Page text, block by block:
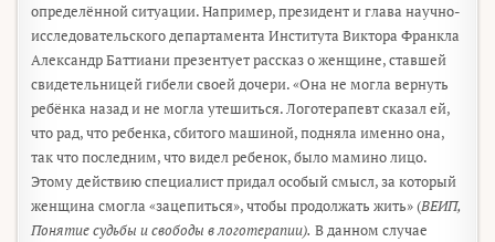
определённой ситуации. Например, президент и глава научно-
исследовательского департамента Института Виктора Франкла
Александр Баттиани презентует рассказ о женщине, ставшей
свидетельницей гибели своей дочери. «Она не могла вернуть
ребёнка назад и не могла утешиться. Логотерапевт сказал ей,
что рад, что ребенка, сбитого машиной, подняла именно она,
так что последним, что видел ребенок, было мамино лицо.
Этому действию специалист придал особый смысл, за который
женщина смогла «зацепиться», чтобы продолжать жить» (ВЕИП,
Понятие судьбы и свободы в логотерапии). В данном случае